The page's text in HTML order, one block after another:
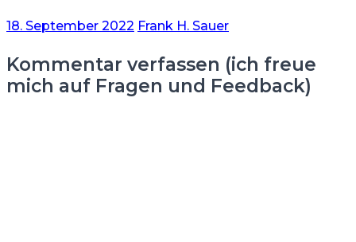
18. September 2022 Frank H. Sauer
Kommentar verfassen (ich freue
mich auf Fragen und Feedback)